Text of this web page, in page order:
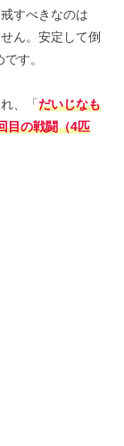
すべきなのは
ん。安定して倒
す。
、「だいじなも
目の戦闘（4匹